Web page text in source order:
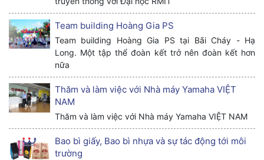
Team building Hoàng Gia PS
Team building Hoàng Gia PS tại Bãi Cháy - Hạ
Long. Một tập thể đoàn kết trở nên đoàn kết hơn
nữa
Thăm và làm việc với Nhà máy Yamaha VIỆT
NAM
Thăm và làm việc với Nhà máy Yamaha VIỆT NAM
Bao bì giấy, Bao bì nhựa và sự tác động tới môi
trường